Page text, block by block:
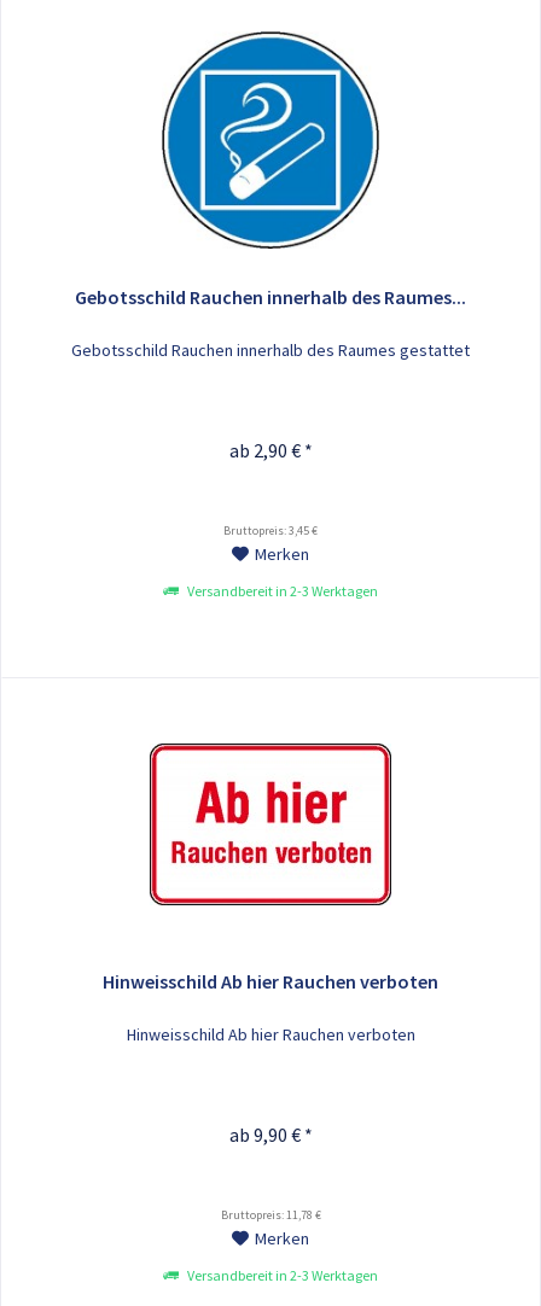
Gebotsschild Rauchen innerhalb des Raumes...
Gebotsschild Rauchen innerhalb des Raumes gestattet
ab 2,90 € *
Bruttopreis: 3,45 €
Merken
Versandbereit in 2-3 Werktagen
Hinweisschild Ab hier Rauchen verboten
Hinweisschild Ab hier Rauchen verboten
ab 9,90 € *
Bruttopreis: 11,78 €
Merken
Versandbereit in 2-3 Werktagen